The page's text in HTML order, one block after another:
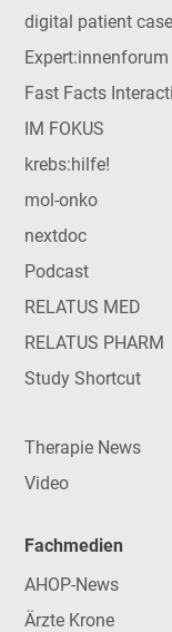
digital patient
Expert:innenforum
Fast Facts
IM FOKUS
krebs:hilfe!
mol-onko
nextdoc
Podcast
RELATUS MED
RELATUS PHARM
Study Shortcut
Therapie News
Video
Fachmedien
AHOP-News
Ärzte Krone